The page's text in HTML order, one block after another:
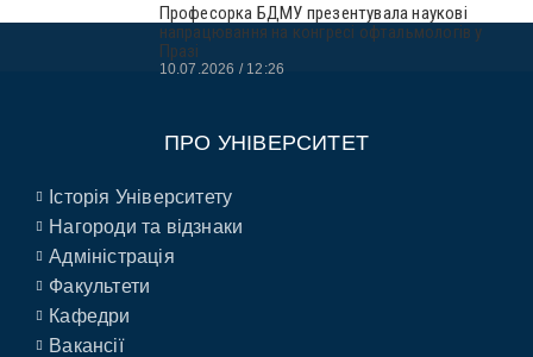
Професорка БДМУ презентувала наукові
напрацювання на конгресі офтальмологів у
Празі
10.07.2026 12:26
ПРО УНІВЕРСИТЕТ
Історія Університету
Нагороди та відзнаки
Адміністрація
Факультети
Кафедри
Вакансії